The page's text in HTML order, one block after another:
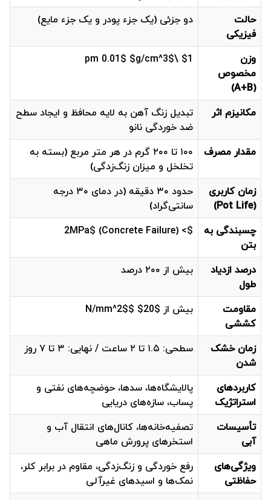
حالت
فیزیکی
دو جزئی (یک جزء پودر و یک جزء مایع)
وزن
مخصوص
(A+B)
$1 \pm 0.01$ $g/cm^3$
مکانیزم اثر
تبدیل زنگ آهن به لایه محافظ و ایجاد سطح
ضد خوردگی نانو
مقدار مصرف
۱۰۰ تا ۲۰۰ گرم در هر متر مربع (بسته به
تخلخل و میزان زنگ‌زدگی)
زمان کاربری
(Pot Life)
حدود ۳۰ دقیقه (در دمای ۳۰ درجه
سانتی‌گراد)
چسبندگی به
بتن
$> 2MPa$ (Concrete Failure)
درصد ازدیاد
طول
بیش از ۲۰۰ درصد
مقاومت
کششی
بیش از $20$ $N/mm^2$
زمان خشک
شدن
سطحی: ۱.۵ تا ۲ ساعت / نهایی: ۳ تا ۷ روز
کاربردهای
استراتژیک
پالایشگاه‌ها، سدها، حوضچه‌های نفتی و
پساب، سازه‌های دریایی
تأسیسات
آبی
تصفیه‌خانه‌ها، کانال‌های انتقال آب و
استخرهای پرورش ماهی
ویژگی‌های
حفاظتی
رفع خوردگی و زنگ‌زدگی، مقاوم در برابر کلر،
نمک‌ها و اسیدهای غیرآلی